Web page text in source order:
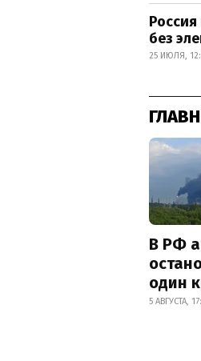
без
25 ИЮЛЯ,
В РФ
один
5 АВГУСТА,